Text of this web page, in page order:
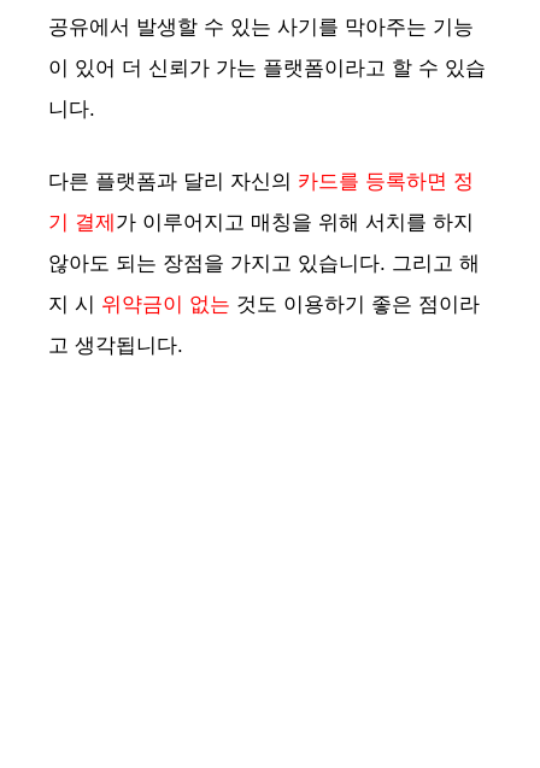
공유에서 발생할 수 있는 사기를 막아주는 기능
이 있어 더 신뢰가 가는 플랫폼이라고 할 수 있습
니다.
다른 플랫폼과 달리 자신의 카드를 등록하면 정
기 결제 가 이루어지고 매칭을 위해 서치를 하지
않아도 되는 장점을 가지고 있습니다. 그리고 해
지 시 위약금이 없는 것도 이용하기 좋은 점이라
고 생각됩니다.